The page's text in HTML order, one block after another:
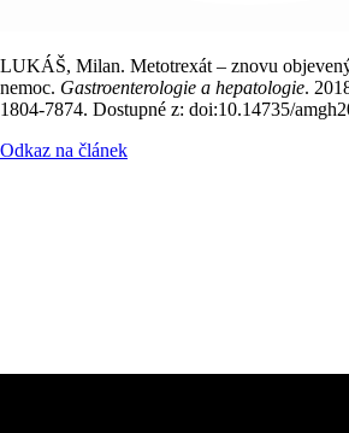
LUKÁŠ, Milan. Metotrexát – znovu
nemoc. Gastroenterologie a hepatologie.
1804-7874. Dostupné z: doi:10.14735/
Odkaz na článek